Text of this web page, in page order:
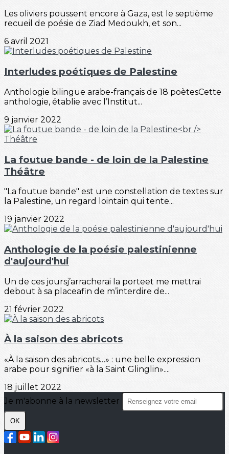
Les oliviers poussent encore à Gaza, est le septième
recueil de poésie de Ziad Medoukh, et son...
6 avril 2021
Interludes poétiques de Palestine
Anthologie bilingue arabe-français de 18 poètesCette
anthologie, établie avec l’Institut...
9 janvier 2022
La foutue bande - de loin de la Palestine
Théâtre
"La foutue bande" est une constellation de textes sur
la Palestine, un regard lointain qui tente...
19 janvier 2022
Anthologie de la poésie palestinienne
d'aujourd'hui
Un de ces joursj’arracherai la porteet me mettrai
debout à sa placeafin de m’interdire de...
21 février 2022
À la saison des abricots
«À la saison des abricots…» : une belle expression
arabe pour signifier «à la Saint Glinglin»....
18 juillet 2022
Je m'abonne à la newsletter
OK